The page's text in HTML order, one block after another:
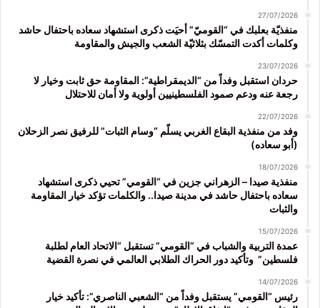
27/07/2026
منفذيّة بعلبك في “القوميّ” أحيَت ذكرى استشهاد سعاده باحتفال حاشد
وكلمات أكدت التمسّك بثلاثيّة الشعب والجيش والمقاومة
23/07/2026
حردان استقبل وفداً من “الديمقراطية”: المقاومة حق ثابت وخيار لا
رجعة عنه ودعم صمود الفلسطينيين أولوية ولا أمان للاحتلال
22/07/2026
وفد من منفذية البقاع الغربي يسلّم “وسام الثبات” للرفيق نصر الزحلان
(أبو سعاده)
18/07/2026
منفذية صيدا – الزهراني جزين في “القومي” تحيي ذكرى استشهاد
سعاده باحتفال حاشد في مدينة صيدا.. والكلمات تؤكد خيار المقاومة
والثبات
15/07/2026
عمدة التربية والشباب في “القومي” تستقبل “الاتحاد العام لطلبة
فلسطين” وتأكيد دور الحراك الطلابي العالمي في نصرة القضية
14/07/2026
رئيس “القومي” يستقبل وفداً من “الشعبي الناصري”: تأكيد خيار